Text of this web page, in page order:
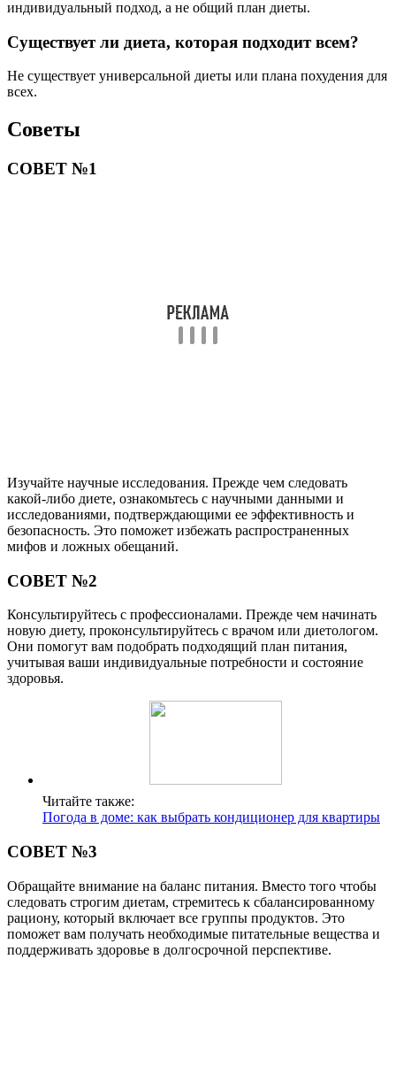
индивидуальный подход, а не общий план диеты.
Существует ли диета, которая подходит всем?
Не существует универсальной диеты или плана похудения для
всех.
Советы
СОВЕТ №1
Изучайте научные исследования. Прежде чем следовать
какой-либо диете, ознакомьтесь с научными данными и
исследованиями, подтверждающими ее эффективность и
безопасность. Это поможет избежать распространенных
мифов и ложных обещаний.
СОВЕТ №2
Консультируйтесь с профессионалами. Прежде чем начинать
новую диету, проконсультируйтесь с врачом или диетологом.
Они помогут вам подобрать подходящий план питания,
учитывая ваши индивидуальные потребности и состояние
здоровья.
Читайте также:
Погода в доме: как выбрать кондиционер для квартиры
СОВЕТ №3
Обращайте внимание на баланс питания. Вместо того чтобы
следовать строгим диетам, стремитесь к сбалансированному
рациону, который включает все группы продуктов. Это
поможет вам получать необходимые питательные вещества и
поддерживать здоровье в долгосрочной перспективе.